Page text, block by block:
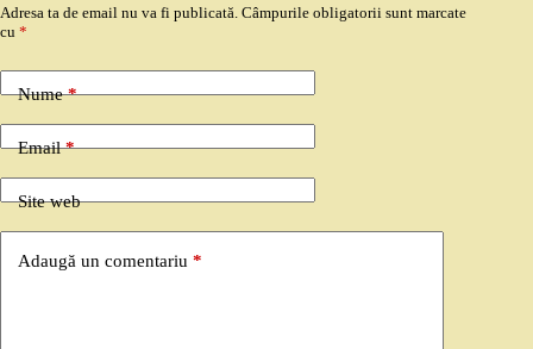
Adresa ta de email nu va fi publicată. Câmpurile obligatorii sunt marcate
cu *
Nume*
Email*
Site web
Adaugă un comentariu *